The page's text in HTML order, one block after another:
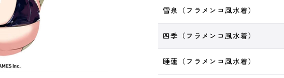
雪泉（フラメンコ風水着）
四季（フラメンコ風水着）
睡蓮（フラメンコ風水着）